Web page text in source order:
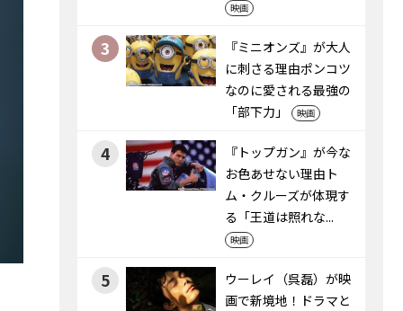
映画
3
『ミニオンズ』が大人
に刺さる理由――ポンコツ
なのに愛される最強の
「部下力」
映画
4
『トップガン』が今な
お色あせない理由――ト
ム・クルーズが体現す
る「王道は照れな...
映画
5
ウーレイ（呉磊）が映
画で新境地！ドラマと